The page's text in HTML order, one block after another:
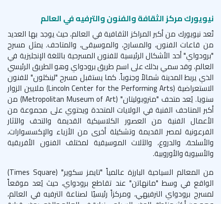
نيويورك مركز الثقافة والفنون والترفيه في العالم
تُعد نيويورك من أكبر المراكز الثقافية في العالم، حيث يوجد بها العديد
من قاعات الفنون، والمسارح، والموسيقى، والمتاحف. يمثل مسرح
"برودواي" أحد الأشكال الرئيسية للفنون المسرحية باللغة الإنجليزية في
العالم، وقد سمي بذلك على اسم طريق برودواي وهو الطريق الرئيسي
الذي يربط المدينة شمالاً وجنوباً. كما يستقبل مسرح "لينكلون" للفنون
الاستعراضية (Lincoln Center for the Performing Arts) ملايين الزوار
سنويا. يُعد متحف "متروبوليتان" (Metropolitan Museum of Art) من
أكبر المتاحف الفنية في الولايات المتحدة ويحتوي على مجموعة من
الأعمال الفنية من العصور الكلاسيكية القديمة والتحف والآثار
الفرعونية لمصر القديمة وتشكيلة أخرى من الأزياء والإكسسوارات،
والأسلحة، والدروع، والآلات الموسيقية لمختلف الفنون الأفريقية
والأسيوية والأوروبية.
من المعالم السياحية البارزة عالمياً "تايمز سكوير" (Times Square
)
الواقع في وسط "مانهاتن" عند تقاطع برودواي، حيث يُعد موقعاً
لمسرح برودواي الترفيهي، ومركزاً رئيسيًا لصناعة الترفيه في العالم،